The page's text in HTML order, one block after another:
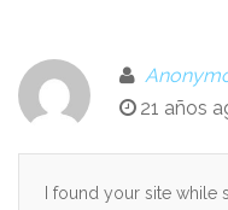
21 años
I found your site while